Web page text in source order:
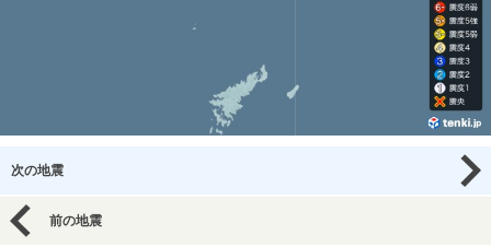
次の地震
前の地震